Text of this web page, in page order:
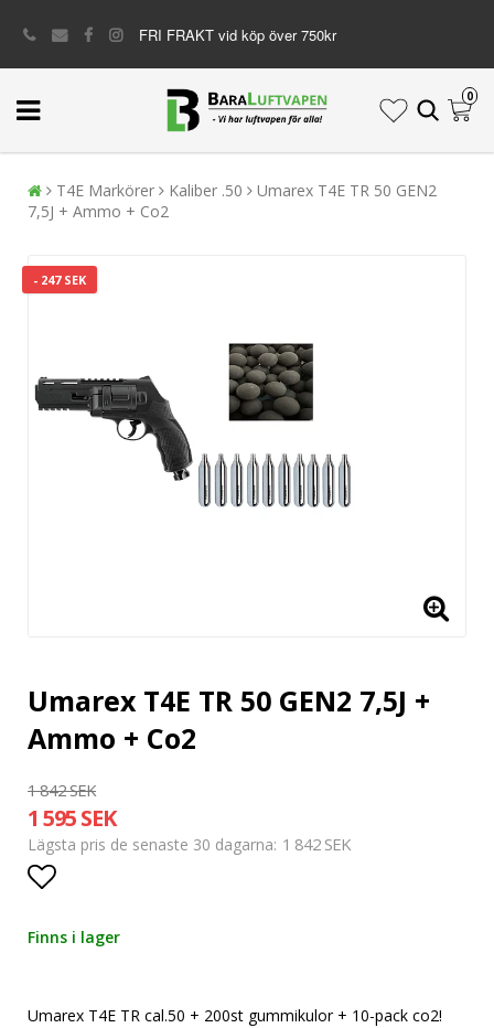
FRI FRAKT vid köp över 750kr
0
T4E Markörer Kaliber .50
Umarex T4E TR 50 GEN2
7,5J + Ammo + Co2
- 247 SEK
Umarex T4E TR 50 GEN2 7,5J +
Ammo + Co2
1 842 SEK
1 595 SEK
Lägsta pris de senaste 30 dagarna 1 842 SEK
Finns i lager
Umarex T4E TR cal.50 + 200st gummikulor + 10-pack co2!